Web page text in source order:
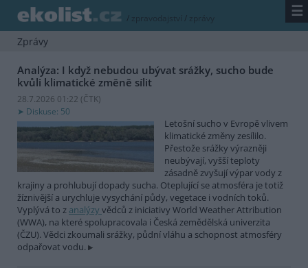
/ zpravodajství / zprávy ☰
Zprávy
Analýza: I když nebudou ubývat srážky, sucho bude
kvůli klimatické změně sílit
28.7.2026 01:22 (ČTK)
Diskuse: 50
Letošní sucho v Evropě vlivem
klimatické změny zesílilo.
Přestože srážky výrazněji
neubývají, vyšší teploty
zásadně zvyšují výpar vody z
krajiny a prohlubují dopady sucha. Oteplující se atmosféra je totiž
žíznivější a urychluje vysychání půdy, vegetace i vodních toků.
Vyplývá to z analýzy vědců z iniciativy World Weather Attribution
(WWA), na které spolupracovala i Česká zemědělská univerzita
(ČZU). Vědci zkoumali srážky, půdní vláhu a schopnost atmosféry
odpařovat vodu.